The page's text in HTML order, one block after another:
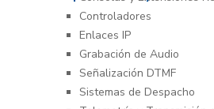
Controladores
Enlaces IP
Grabación de Audio
Señalización DTMF
Sistemas de Despacho